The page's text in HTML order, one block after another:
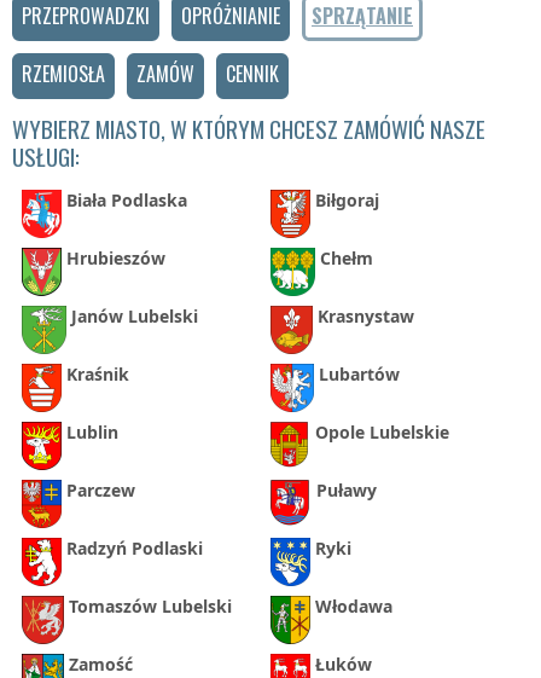
PRZEPROWADZKI OPRÓŻNIANIE
SPRZĄTANIE
RZEMIOSŁA
ZAMÓW CENNIK
WYBIERZ MIASTO, W KTÓRYM CHCESZ ZAMÓWIĆ NASZE
USŁUGI:
Biała Podlaska Biłgoraj
Hrubieszów Chełm
Janów Lubelski Krasnystaw
Kraśnik Lubartów
Lublin Opole Lubelskie
Parczew Puławy
Radzyń Podlaski Ryki
Tomaszów Lubelski Włodawa
Zamość Łuków